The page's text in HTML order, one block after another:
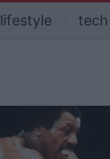
lifestyle tech